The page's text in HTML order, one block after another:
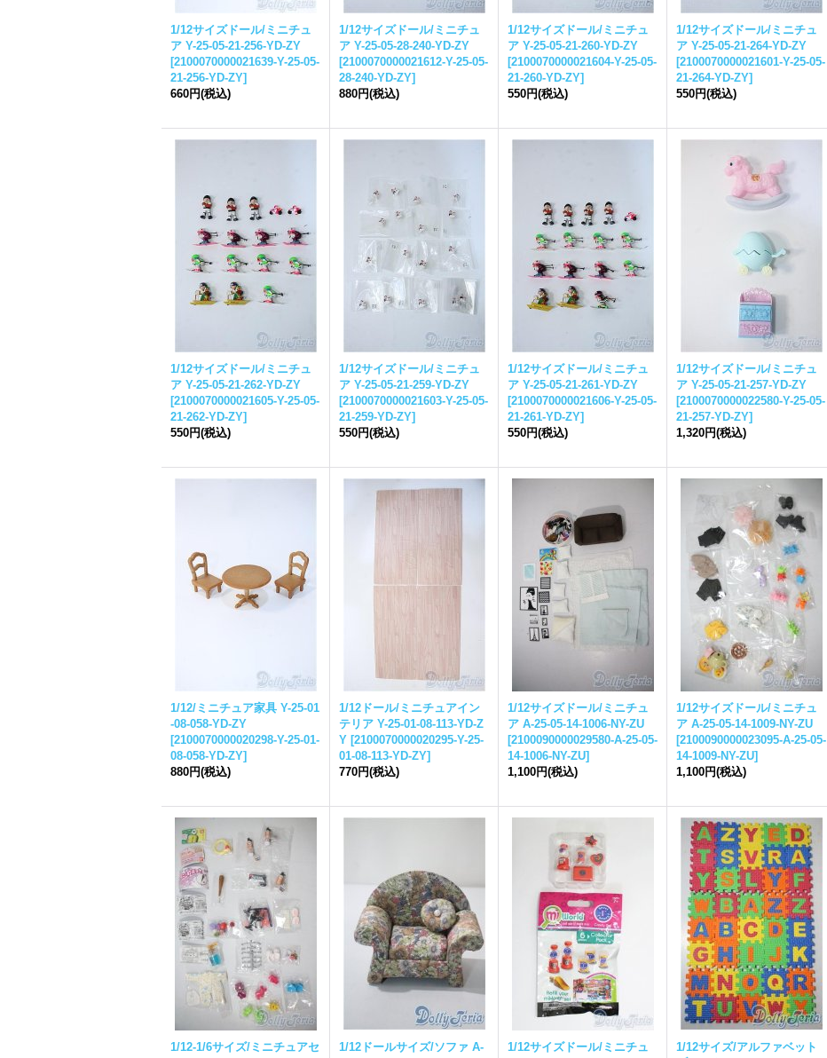
1/12サイズドール/ミニチュ
ア Y-25-05-21-256-YD-ZY
[2100070000021639-Y-25-05-
21-256-YD-ZY]
660円(税込)
1/12サイズドール/ミニチュ
ア Y-25-05-28-240-YD-ZY
[2100070000021612-Y-25-05-
28-240-YD-ZY]
880円(税込)
1/12サイズドール/ミニチュ
ア Y-25-05-21-260-YD-ZY
[2100070000021604-Y-25-05-
21-260-YD-ZY]
550円(税込)
1/12サイズドール/ミニチュ
ア Y-25-05-21-264-YD-ZY
[2100070000021601-Y-25-05-
21-264-YD-ZY]
550円(税込)
1/12サイズドール/ミニチュ
ア Y-25-05-21-262-YD-ZY
[2100070000021605-Y-25-05-
21-262-YD-ZY]
550円(税込)
1/12サイズドール/ミニチュ
ア Y-25-05-21-259-YD-ZY
[2100070000021603-Y-25-05-
21-259-YD-ZY]
550円(税込)
1/12サイズドール/ミニチュ
ア Y-25-05-21-261-YD-ZY
[2100070000021606-Y-25-05-
21-261-YD-ZY]
550円(税込)
1/12サイズドール/ミニチュ
ア Y-25-05-21-257-YD-ZY
[2100070000022580-Y-25-05-
21-257-YD-ZY]
1,320円(税込)
1/12/ミニチュア家具 Y-25-01
-08-058-YD-ZY
[2100070000020298-Y-25-01-
08-058-YD-ZY]
880円(税込)
1/12ドール/ミニチュアイン
テリア Y-25-01-08-113-YD-Z
Y [2100070000020295-Y-25-
01-08-113-YD-ZY]
770円(税込)
1/12サイズドール/ミニチュ
ア A-25-05-14-1006-NY-ZU
[2100090000029580-A-25-05-
14-1006-NY-ZU]
1,100円(税込)
1/12サイズドール/ミニチュ
ア A-25-05-14-1009-NY-ZU
[2100090000023095-A-25-05-
14-1009-NY-ZU]
1,100円(税込)
1/12-1/6サイズ/ミニチュアセ
1/12ドールサイズ/ソファ A-
1/12サイズドール/ミニチュ
1/12サイズ/アルファベット